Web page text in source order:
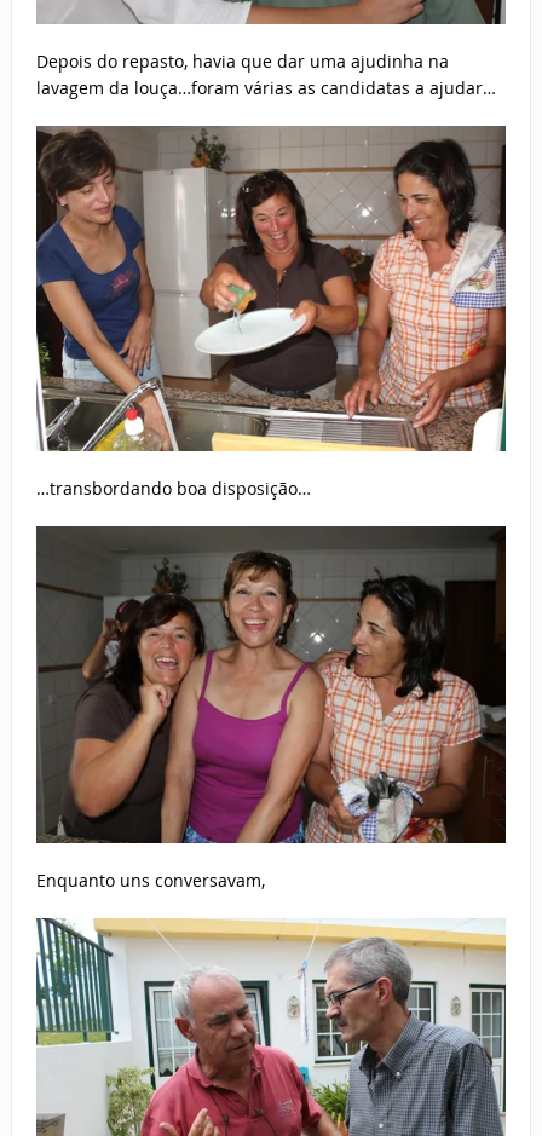
Depois do repasto, havia que dar uma ajudinha na
lavagem da louça…foram várias as candidatas a ajudar…
…transbordando boa disposição…
Enquanto uns conversavam,